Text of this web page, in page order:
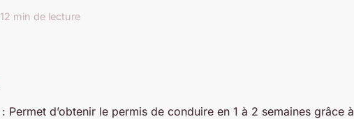
12 min de lecture
: Permet d’obtenir le permis de conduire en 1 à 2 semaines grâce à